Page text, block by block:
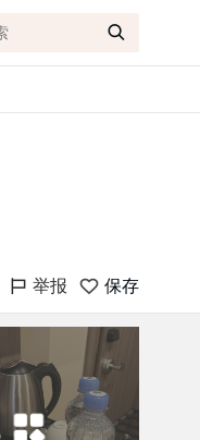
举报 保存